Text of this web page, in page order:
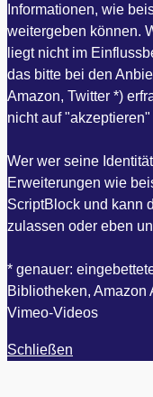
Informationen, wie
weitergeben können.
liegt nicht im
das bitte bei den
Amazon, Twitter *)
nicht auf
Wer wer seine
Erweiterungen wie
ScriptBlock und kann
zulassen oder eben
* genauer:
Bibliotheken, Amazon
Vimeo-Videos
Schließen